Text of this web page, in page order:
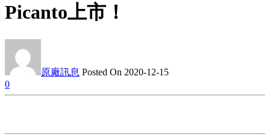
Picanto上市！
原廠訊息 Posted On 2020-12-15
0